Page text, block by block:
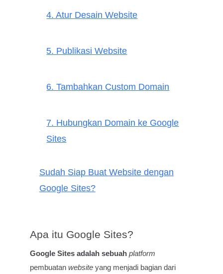
4. Atur Desain Website
5. Publikasi Website
6. Tambahkan Custom Domain
7. Hubungkan Domain ke Google
Sites
Sudah Siap Buat Website dengan
Google Sites?
Apa itu Google Sites?
Google Sites adalah sebuahplatform
pembuatanwebsite yang menjadi bagian dari